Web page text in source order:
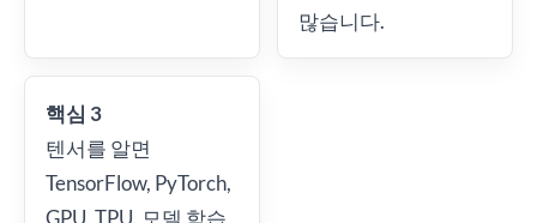
많습니다.
핵심 3
텐서를 알면
TensorFlow, PyTorch,
GPU, TPU, 모델 학습